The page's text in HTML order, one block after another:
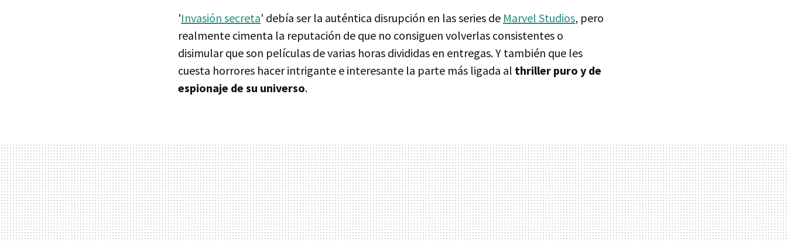
'Invasión secreta' debía ser la auténtica disrupción en las series de Marvel Studios, pero
realmente cimenta la reputación de que no consiguen volverlas consistentes o
disimular que son películas de varias horas divididas en entregas. Y también que les
cuesta horrores hacer intrigante e interesante la parte más ligada al thriller puro y de
espionaje de su universo.